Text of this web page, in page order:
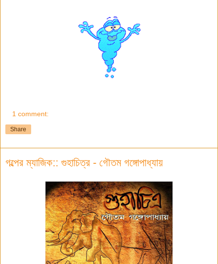
1 comment:
Share
গল্পের ম্যাজিক:: গুহাচিত্র - গৌতম গঙ্গোপাধ্যায়